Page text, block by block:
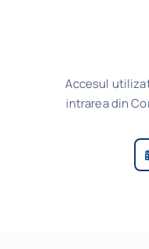
Accesul
intrarea din